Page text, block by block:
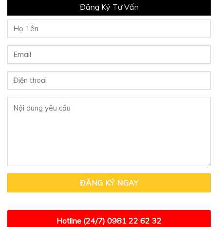
Đăng Ký Tư Vấn
Hotline (24/7) 0981 22 62 32